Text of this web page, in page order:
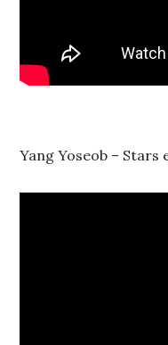
Yang Yoseob – Stars